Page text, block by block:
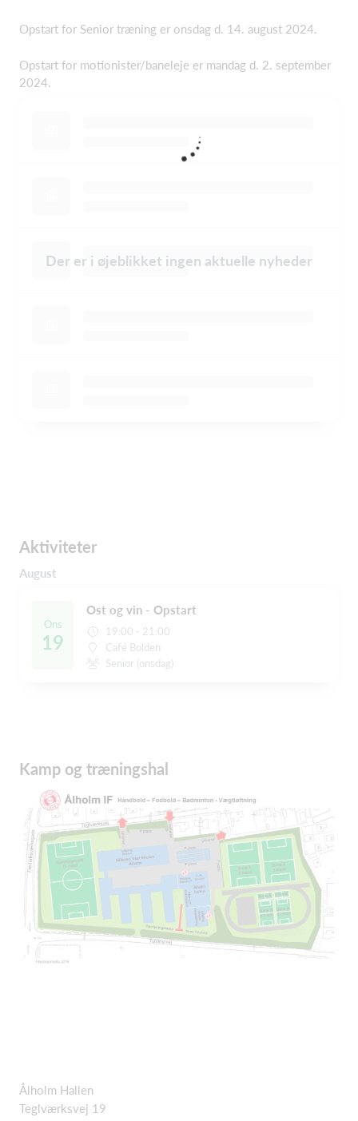
Opstart for Senior træning er onsdag d. 14. august 2024.
Opstart for motionister/baneleje er mandag d. 2. september
2024.
Der er i øjeblikket ingen aktuelle nyheder
Aktiviteter
August
Ons
19
Ost og vin - Opstart
19:00 - 21:00
Café Bolden
Senior (onsdag)
Kamp og træningshal
Ålholm Hallen
Teglværksvej 19